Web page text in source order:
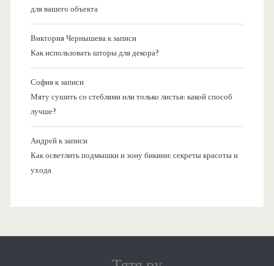
для вашего объекта
Виктория Чернышевак записи
Как использовать шторы для декора?
Софияк записи
Мяту сушить со стеблями или только листья: какой способ
лучше?
Андрейк записи
Как осветлить подмышки и зону бикини: секреты красоты и
ухода